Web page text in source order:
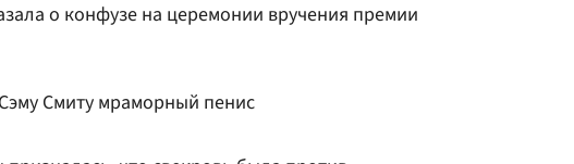
о конфузе на церемонии вручения премии
Смиту мраморный пенис